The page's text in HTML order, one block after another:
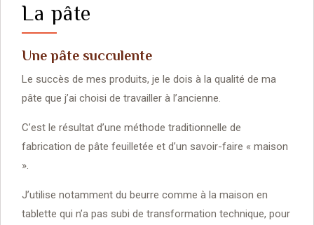
La pâte
Une pâte succulente
Le succès de mes produits, je le dois à la qualité de ma
pâte que j’ai choisi de travailler à l’ancienne.
C’est le résultat d’une méthode traditionnelle de
fabrication de pâte feuilletée et d’un savoir-faire « maison
».
J’utilise notamment du beurre comme à la maison en
tablette qui n’a pas subi de transformation technique, pour